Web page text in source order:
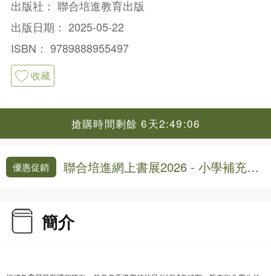
出版社： 聯合培進教育出版
出版日期： 2025-05-22
ISBN： 9789888955497
收藏
搶購時間剩餘 6天2:49:06
優惠促銷
聯合培進網上書展2026 - 小學補充練
簡介